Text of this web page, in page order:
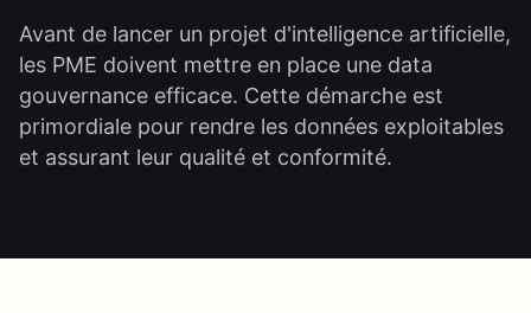
Avant de lancer un projet d'intelligence artificielle,
les PME doivent mettre en place une data
gouvernance efficace. Cette démarche est
primordiale pour rendre les données exploitables
et assurant leur qualité et conformité.